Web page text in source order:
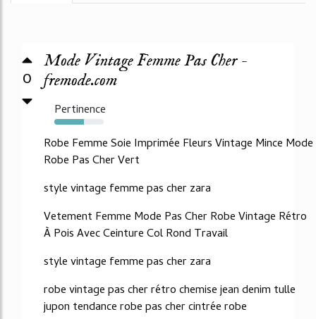
0
Mode Vintage Femme Pas Cher -
fremode.com
Pertinence
60%
Robe Femme Soie Imprimée Fleurs Vintage Mince Mode
Robe Pas Cher Vert
style vintage femme pas cher zara
Vetement Femme Mode Pas Cher Robe Vintage Rétro
À Pois Avec Ceinture Col Rond Travail
style vintage femme pas cher zara
robe vintage pas cher rétro chemise jean denim tulle
jupon tendance robe pas cher cintrée robe